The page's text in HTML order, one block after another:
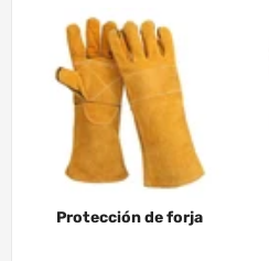
Protección de forja